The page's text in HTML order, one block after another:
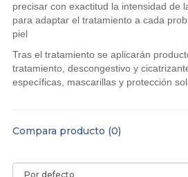
precisar con exactitud la intensidad de
para adaptar el tratamiento a cada
piel
Tras el tratamiento se aplicarán
tratamiento, descongestivo y
específicas, mascarillas y protección
Compara producto (0)